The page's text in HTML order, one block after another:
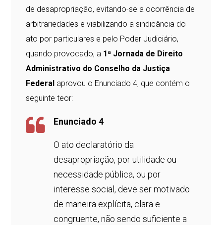
de desapropriação, evitando-se a ocorrência de
arbitrariedades e viabilizando a sindicância do
ato por particulares e pelo Poder Judiciário,
quando provocado, a 1ª Jornada de Direito
Administrativo do Conselho da Justiça
Federal aprovou o Enunciado 4, que contém o
seguinte teor:
Enunciado 4
O ato declaratório da
desapropriação, por utilidade ou
necessidade pública, ou por
interesse social, deve ser motivado
de maneira explícita, clara e
congruente, não sendo suficiente a